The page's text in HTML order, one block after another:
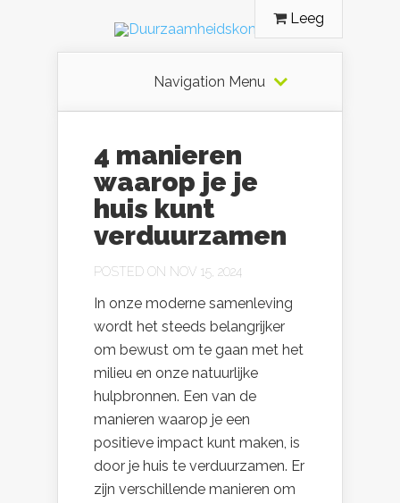
Leeg
Navigation Menu
4 manieren
waarop je je
huis kunt
verduurzamen
POSTED ON NOV 15, 2024
In onze moderne samenleving
wordt het steeds belangrijker
om bewust om te gaan met het
milieu en onze natuurlijke
hulpbronnen. Een van de
manieren waarop je een
positieve impact kunt maken, is
door je huis te verduurzamen. Er
zijn verschillende manieren om